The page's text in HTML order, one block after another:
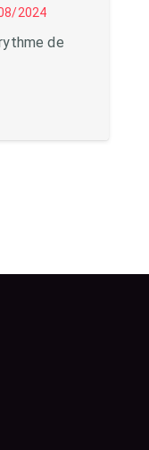
2024
de